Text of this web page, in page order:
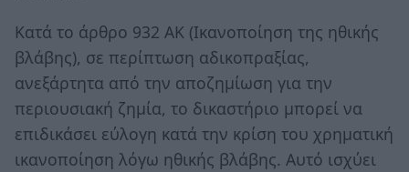
Κατά το άρθρο 932 ΑΚ (Ικανοποίηση της ηθικής
βλάβης), σε περίπτωση αδικοπραξίας,
ανεξάρτητα από την αποζημίωση για την
περιουσιακή ζημία, το δικαστήριο μπορεί να
επιδικάσει εύλογη κατά την κρίση του χρηματική
ικανοποίηση λόγω ηθικής βλάβης. Αυτό ισχύει